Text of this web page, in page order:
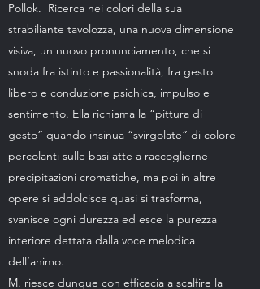
Pollok. Ricerca nei colori della sua
strabiliante tavolozza, una nuova dimensione
visiva, un nuovo pronunciamento, che si
snoda fra istinto e passionalità, fra gesto
libero e conduzione psichica, impulso e
sentimento. Ella richiama la “pittura di
gesto” quando insinua “svirgolate” di colore
percolanti sulle basi atte a raccoglierne
precipitazioni cromatiche, ma poi in altre
opere si addolcisce quasi si trasforma,
svanisce ogni durezza ed esce la purezza
interiore dettata dalla voce melodica
dell’animo.
M. riesce dunque con efficacia a scalfire la